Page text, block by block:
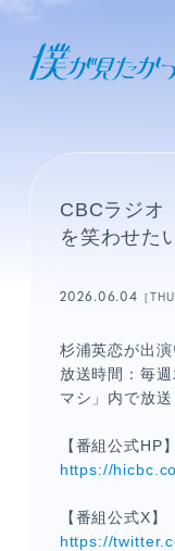
CBCラジオ
を笑わせた
2026.06.04 ［
杉浦英恋が出演
放送時間：毎
マシ」内で放送
【番組公式HP】
https://
【番組公式X】
https://